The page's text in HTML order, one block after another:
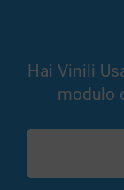
Hai Vinili
modulo